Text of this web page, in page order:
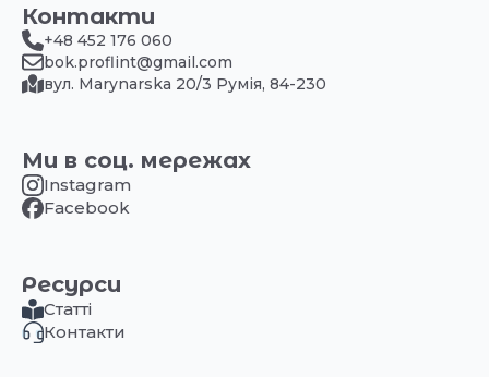
Контакти
+48 452 176 060
bok.proflint@gmail.com
вул. Marynarska 20/3 Румія, 84-230
Ми в соц. мережах
Instagram
Facebook
Ресурси
Статті
Контакти